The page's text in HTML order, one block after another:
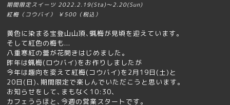
期間限定スイーツ 2022.2.19(Sta)～2.20(Sun)
紅梅（コウバイ） ￥500（税込）
黄色に染まる宝登山山頂､蝋梅が見頃を迎えています｡
そして紅色の梅も...
八重寒紅の蕾が花開きはじめました。
昨年は蝋梅(ロウバイ)をお作りしましたが
今年は趣向を変えて紅梅(コウバイ)を2月19日(土)と
20日(日)､期間限定で楽しんでいただこうと思います｡
お知らせをして､まもなく10:30､
カフェうらほと､今週の営業スタートです｡